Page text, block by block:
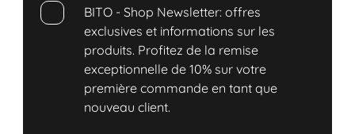
BITO - Shop Newsletter: offres
exclusives et informations sur les
produits. Profitez de la remise
exceptionnelle de 10% sur votre
première commande en tant que
nouveau client.